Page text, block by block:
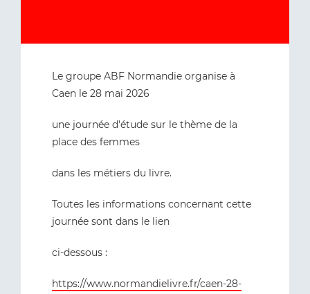
Le groupe ABF Normandie organise à
Caen le 28 mai 2026
une journée d'étude sur le thème de la
place des femmes
dans les métiers du livre.
Toutes les informations concernant cette
journée sont dans le lien
ci-dessous :
https://www.normandielivre.fr/caen-28-